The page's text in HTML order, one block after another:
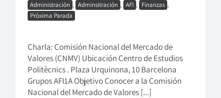
Administración , Adminsitración , AFI , Finanzas ,
Próxima Parada
Charla: Comisión Nacional del Mercado de
Valores (CNMV) Ubicación Centro de Estudios
Politècnics . Plaza Urquinona, 10 Barcelona
Grupos AFI1A Objetivo Conocer a la Comisión
Nacional del Mercado de Valores [...]